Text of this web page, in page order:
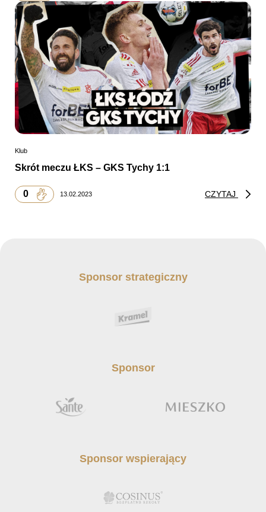
Klub
Skrót meczu ŁKS – GKS Tychy 1:1
0 13.02.2023 CZYTAJ
Sponsor strategiczny
Sponsor
Sponsor wspierający